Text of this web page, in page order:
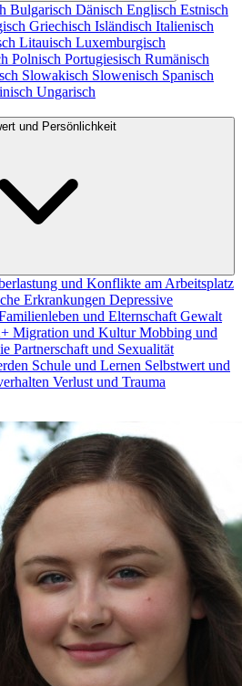
Bulgarisch Dänisch Englisch Estnisch
Griechisch Isländisch Italienisch
Litauisch Luxemburgisch
Polnisch Portugiesisch Rumänisch
Slowakisch Slowenisch Spanisch
Ungarisch
und Persönlichkeit
und Konflikte am Arbeitsplatz
Erkrankungen Depressive
und Elternschaft Gewalt
Migration und KulturMobbing und
Partnerschaft und Sexualität
Schule und Lernen Selbstwert und
Verlust und Trauma